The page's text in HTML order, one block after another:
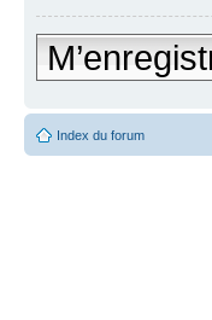
Index du forum